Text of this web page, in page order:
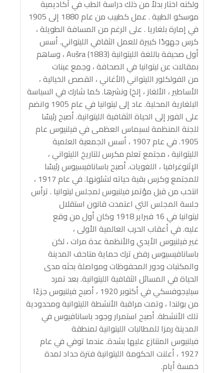
ولكنه اختار بدلاً من ذلك دراسة الطب في أكاديمية
موسكو الطبية . عمل كطبيب من عام 1880 إلى 1905
في إمارة بلغاريا . على الرغم من المسافة الطويلة ،
كرس جهودًا كبيرة للعمل الثقافي الليتواني. أسس
أول صحيفة باللغة الليتوانية Aušra (1883) ، وساهم
بمقالات عن ليتوانيا في الصحافة ، وجمع عينات
من الفولكلور الليتواني (الأغاني ، القصص الخيالية ،
الأساطير ، الألغاز ، إلخ) ونشرها. كما شارك في السياسة
البلغارية المحلية. عاد إلى ليتوانيا في عام 1905 وانضم
على الفور إلى الحياة الثقافية الليتوانية. أصبح رئيسًا
للجنة المنظمة لسيماس العظمى في فيلنيوس عام
1905. في عام 1907 ، أسس الجمعية العلمية
الليتوانية ، مجتمع تعلم مكرس للتاريخ الليتواني ،
الإثنوغرافيا ، اللغويات. أصبح باسانافيسيوس رئيسًا
للمجتمع وكرس بقية حياته لشئونها. في عام 1917 ،
انتخب من قبل مؤتمر فيلنيوس لمجلس ليتوانيا . ترأس
جلسة المجلس التي اعتمدت قانون استقلال
ليتوانيا في 16 فبراير 1918 وكان أول من وقع
عليه. في أعقاب الحرب العالمية الأولى ،
غير فيلنيوس الأيدي والأنظمة عدة مرات ، لكن
باسانافيسيوس رفض ترك حماية متاحف المدينة
والمكتبات ودور المحفوظات ومواصلة بحثه مدى
الحياة في المسائل الثقافية الليتوانية. بعد تمرد
سيليجوفسكي في أكتوبر 1920 ، أصبح فيلنيوس جزءًا
من بولندا ، وتمت مراقبة الأنشطة الليتوانية ومحدودية
تلك الأنشطة. أصبح استمرار وجود باسانافيوس في
المدينة رمزا للمطالبات الليتوانية لمنطقة
فيلنيوس المتنازع عليها بشدة. عندما توفي في عام
1927 ، أعلنت الحكومة الليتوانية فترة حداد لمدة
خمسة أيام.